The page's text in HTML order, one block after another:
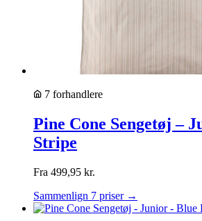
7 forhandlere
Pine Cone Sengetøj –
Stripe
Fra 499,95 kr.
Sammenlign 7 priser →